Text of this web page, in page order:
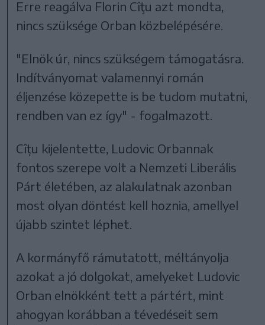
Erre reagálva Florin Cîţu azt mondta,
nincs szüksége Orban közbelépésére.
"Elnök úr, nincs szükségem támogatásra.
Indítványomat valamennyi román
éljenzése közepette is be tudom mutatni,
rendben van ez így" - fogalmazott.
Cîțu kijelentette, Ludovic Orbannak
fontos szerepe volt a Nemzeti Liberális
Párt életében, az alakulatnak azonban
most olyan döntést kell hoznia, amellyel
újabb szintet léphet.
A kormányfő rámutatott, méltányolja
azokat a jó dolgokat, amelyeket Ludovic
Orban elnökként tett a pártért, mint
ahogyan korábban a tévedéseit sem